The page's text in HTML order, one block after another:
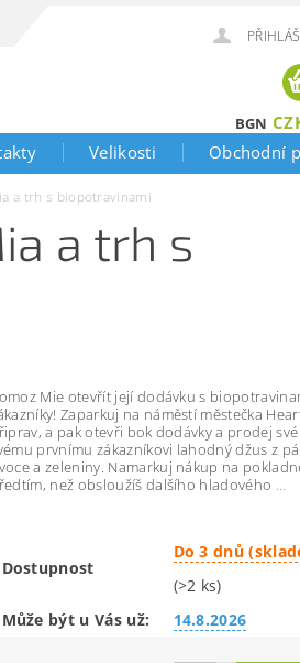
BGN
Velikosti Obchodní
a trh s biopotravinami
a trh s
Mie otevřít její dodávku s
Zaparkuj na náměstí městečka
a pak otevři bok dodávky a prodej
prvnímu zákazníkovi lahodný džus z
a zeleniny. Namarkuj nákup na
než obsloužíš dalšího hladového …
Dostupnost
Do 3 dnů
(>2 ks)
Může být u Vás už:
14.8.2026